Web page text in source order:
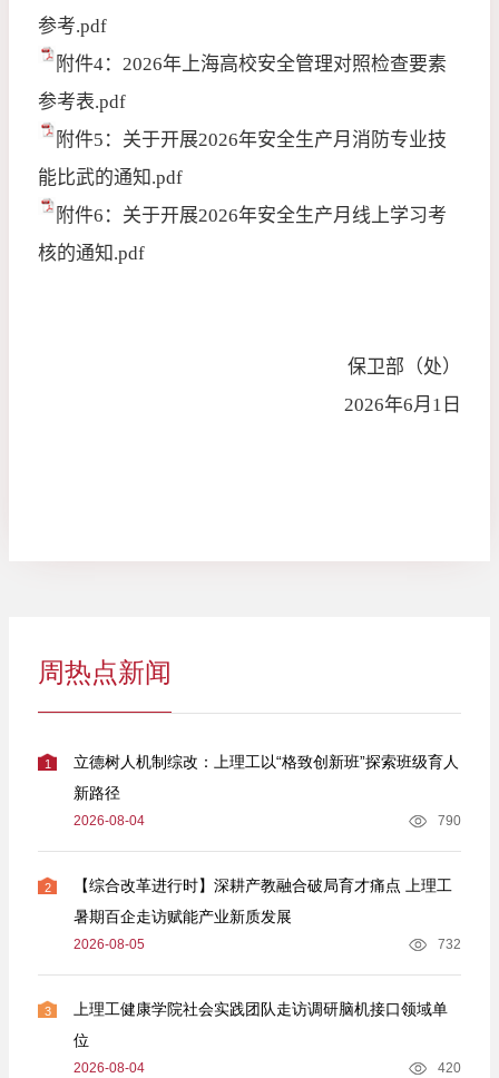
参考.pdf
附件4：2026年上海高校安全管理对照检查要素
参考表.pdf
附件5：关于开展2026年安全生产月消防专业技
能比武的通知.pdf
附件6：关于开展2026年安全生产月线上学习考
核的通知.pdf
保卫部（处）
2026年6月 1 日
周热点新闻
1
立德树人机制综改：上理工以“格致创新班”探索班级育人
新路径
2026-08-04 790
2
【综合改革进行时】深耕产教融合破局育才痛点 上理工
暑期百企走访赋能产业新质发展
2026-08-05 732
3
上理工健康学院社会实践团队走访调研脑机接口领域单
位
2026-08-04 420